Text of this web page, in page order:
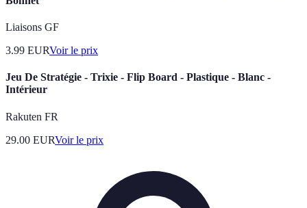
Liaisons GF
3.99 EURVoir le prix
Jeu De Stratégie - Trixie - Flip Board - Plastique - Blanc -
Intérieur
Rakuten FR
29.00 EURVoir le prix